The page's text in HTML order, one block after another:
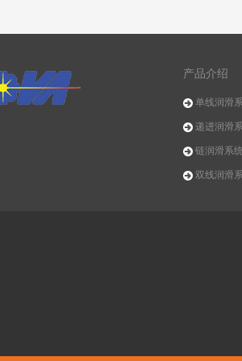
产品介绍
单线润滑
递进润滑
链润滑系统
双线润滑